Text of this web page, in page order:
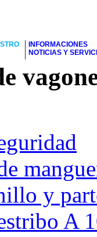
INFORMACIONES
NOTICIAS Y
y
A